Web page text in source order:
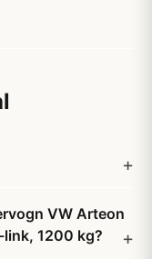
VW Arteon
1200 kg?